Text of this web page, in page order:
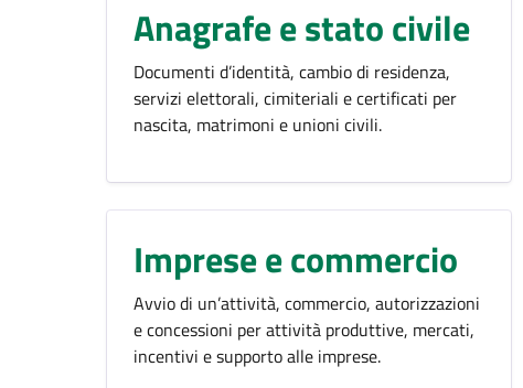
Anagrafe e stato civile
Documenti d’identità, cambio di residenza,
servizi elettorali, cimiteriali e certificati per
nascita, matrimoni e unioni civili.
Imprese e commercio
Avvio di un’attività, commercio, autorizzazioni
e concessioni per attività produttive, mercati,
incentivi e supporto alle imprese.